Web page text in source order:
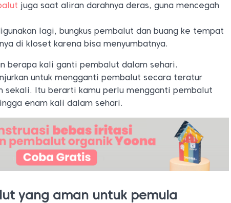
juga saat aliran darahnya deras, guna mencegah
lagi, bungkus pembalut dan buang ke tempat
di kloset karena bisa menyumbatnya.
berapa kali ganti pembalut dalam sehari.
untuk mengganti pembalut secara teratur
sekali. Itu berarti kamu perlu mengganti pembalut
enam kali dalam sehari.
yang aman untuk pemula